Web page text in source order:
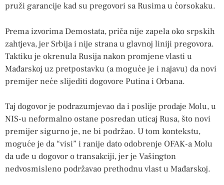
pruži garancije kad su pregovori sa Rusima u ćorsokaku.
Prema izvorima Demostata, priča nije zapela oko srpskih
zahtjeva, jer Srbija i nije strana u glavnoj liniji pregovora.
Taktiku je okrenula Rusija nakon promjene vlasti u
Mađarskoj uz pretpostavku (a moguće je i najavu) da novi
premijer neće slijediti dogovore Putina i Orbana.
Taj dogovor je podrazumjevao da i poslije prodaje Molu, u
NIS-u neformalno ostane posredan uticaj Rusa, što novi
premijer sigurno je, ne bi podržao. U tom kontekstu,
moguće je da “visi” i ranije dato odobrenje OFAK-a Molu
da uđe u dogovor o transakciji, jer je Vašington
nedvosmisleno podržavao prethodnu vlast u Mađarskoj.